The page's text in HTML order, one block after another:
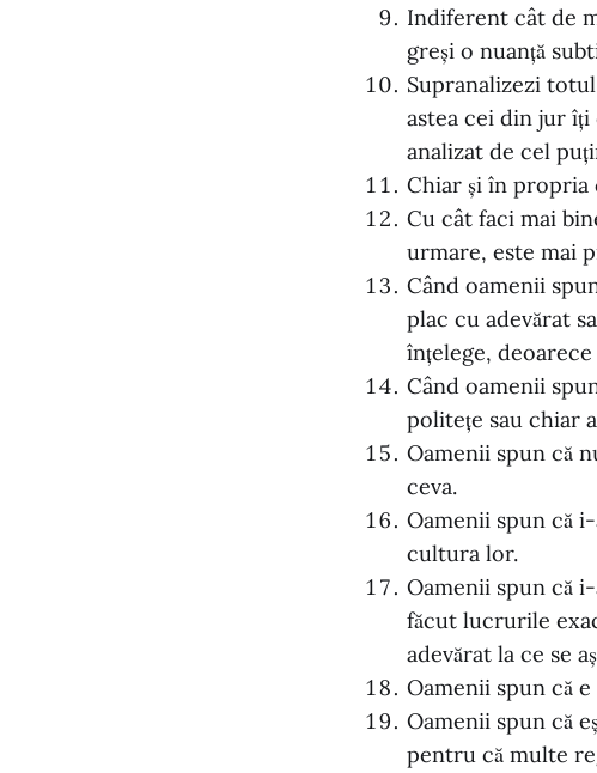
Indiferent cât de
greși o nuanță
Supranalizezi
astea cei din jur
analizat de cel
Chiar și în propria
Cu cât faci mai
urmare, este mai
Când oamenii
plac cu adevărat
înțelege,
Când oamenii
politețe sau chiar
Oamenii spun că
ceva.
Oamenii spun că
cultura lor.
Oamenii spun că
făcut lucrurile
adevărat la ce se
Oamenii spun că
Oamenii spun că
pentru că multe